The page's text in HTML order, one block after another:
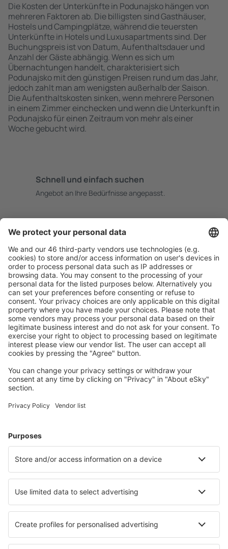
Die Kosten der Unterkünfte in Podunajsko hängen von
mehreren Faktoren ab. Die billigsten sind Gasthäuser,
Hostels und Campingplätze, während die teuersten
Unterkünfte in Hotels und Luxusapartments sind. Der
Buchungspreis ist von Datum, Aufenthaltsdauer und
Anzahl der Gäste abhängig. Wenn es sich um
Übernachtungen handelt, charakterisiert sich
Podunajsko mit den günstigen Preisen rund um das Jahr,
jedoch zahlt man am wenigsten außerhalb der Saison.
Die Aufenthaltskosten sinken, wenn mehrere Personen
in einem Zimmer einchecken und wenn die Unterkunft in
Podunajsko für einen Zeitraum von mehr als einer
Woche gebucht wird.
Schnell und einfach suchen
Angebot an Ihre Bedürfnisse angepasst.
Buchen ohne Sorgen mit einer kostenlosen
Stornierungsoption.
Mehr sparen
Attraktive Preise und Spezialangebote für eingeloggte
Benutzer.
Unterkünfte, die Sie mögen
Wählen Sie aus über 1,3 Millionen Unterkünften: Hotels,
Hütten, Apartments und andere.
Meist gesuchte Unterkünfte von eSky Nutzern
Unterkünfte in der Slowakei - Beliebte Städte
Unterkunft in Liptovský Mikuláš Unterkunft in Bratislava
Unterkunft in Vyhne Unterkunft Bukovina
Unterkunft in Donovaly Unterkunft in Bešeňová
Die besten Unterkünfte - Städte